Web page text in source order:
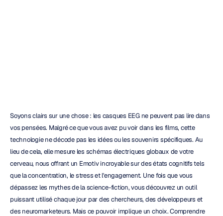
Soyons clairs sur une chose : les casques EEG ne peuvent pas lire dans
vos pensées. Malgré ce que vous avez pu voir dans les films, cette
technologie ne décode pas les idées ou les souvenirs spécifiques. Au
lieu de cela, elle mesure les schémas électriques globaux de votre
cerveau, nous offrant un Emotiv incroyable sur des états cognitifs tels
que la concentration, le stress et l'engagement. Une fois que vous
dépassez les mythes de la science-fiction, vous découvrez un outil
puissant utilisé chaque jour par des chercheurs, des développeurs et
des neuromarketeurs. Mais ce pouvoir implique un choix. Comprendre